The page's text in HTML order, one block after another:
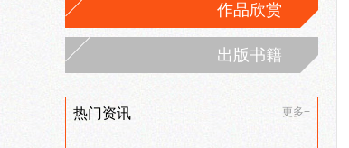
作品欣赏
出版书籍
热门资讯 更多+